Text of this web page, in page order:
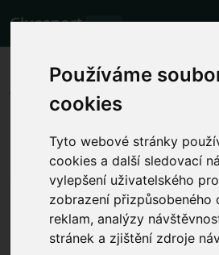
Používáme
cookies
Tyto webové stránky
cookies a další sledovací
vylepšení uživatelského
zobrazení přizpůsobeného
reklam, analýzy
stránek a zjištění zdroje
Cluesport BETA
Die besten
Tickets für das
Liverpool FC gegen
Spiele 2.12.2023 Liverpool
Sa. 2.12.2023
Anfield, Liverpool